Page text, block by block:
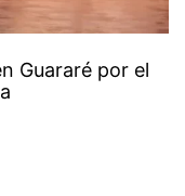
Guararé por el